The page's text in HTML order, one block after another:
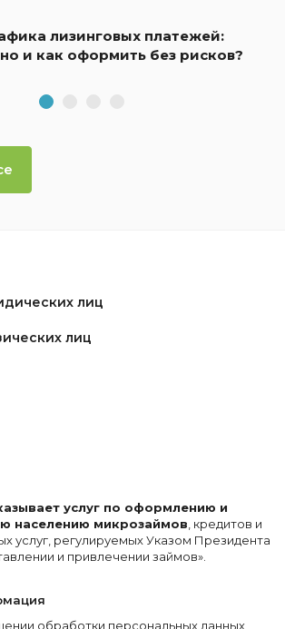
лизинговых платежей:
и как оформить без рисков?
лиц
лиц
услуг по оформлению и
населению микрозаймов , кредитов и
услуг, регулируемых Указом Президента
и привлечении займов».
обработки персональных данных